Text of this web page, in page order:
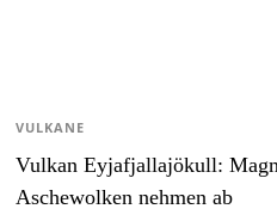
VULKANE
Vulkan Eyjafjallajökull:
Aschewolken nehmen ab